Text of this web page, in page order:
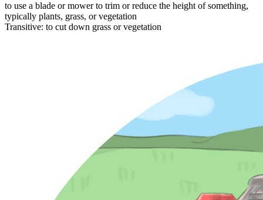
to use a blade or mower to trim or reduce the height of something,
typically plants, grass, or vegetation
Transitive: to cut down grass or vegetation